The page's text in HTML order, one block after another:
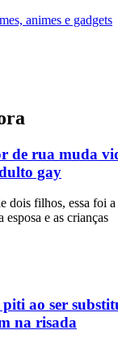
animes e gadgets
de rua muda
gay
dois filhos, essa foi
esposa e as crianças
ao ser
na risada